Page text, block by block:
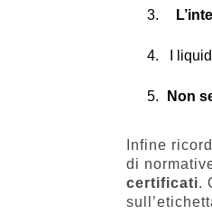
I
Non
Infine
di
certificati.